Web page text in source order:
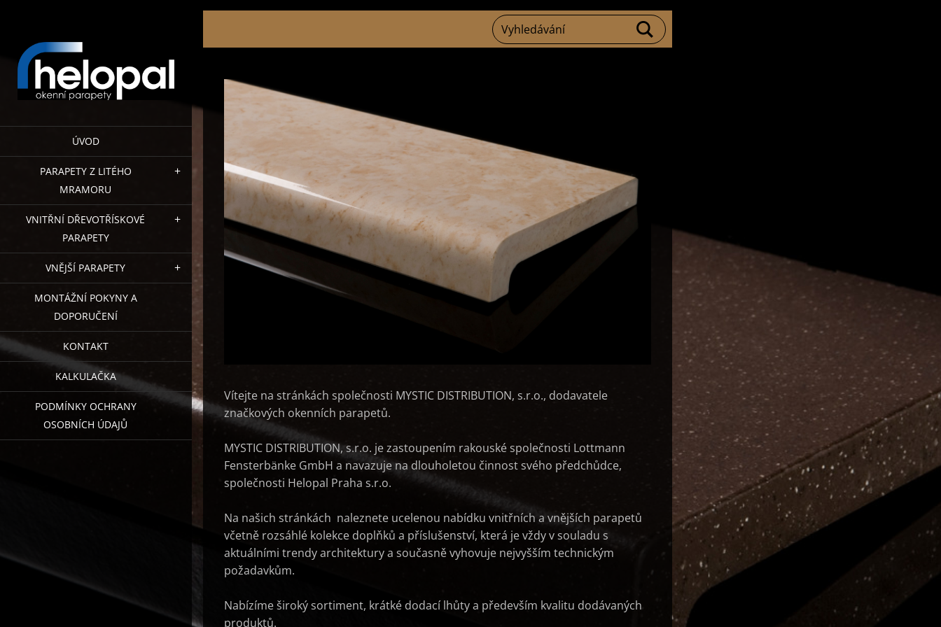
ÚVOD
PARAPETY Z LITÉHO
MRAMORU
VNITŘNÍ DŘEVOTŘÍSKOVÉ
PARAPETY
VNĚJŠÍ PARAPETY
MONTÁŽNÍ POKYNY A
DOPORUČENÍ
KONTAKT
KALKULAČKA
PODMÍNKY OCHRANY
OSOBNÍCH ÚDAJŮ
Vítejte na stránkách společnosti MYSTIC DISTRIBUTION, s.r.o., dodavatele
značkových okenních parapetů.
MYSTIC DISTRIBUTION, s.r.o. je zastoupením rakouské společnosti Lottmann
Fensterbänke GmbH a navazuje na dlouholetou činnost svého předchůdce,
společnosti Helopal Praha s.r.o.
Na našich stránkách naleznete ucelenou nabídku vnitřních a vnějších parapetů
včetně rozsáhlé kolekce doplňků a příslušenství, která je vždy v souladu s
aktuálními trendy architektury a současně vyhovuje nejvyšším technickým
požadavkům.
Nabízíme široký sortiment, krátké dodací lhůty a především kvalitu dodávaných
produktů.